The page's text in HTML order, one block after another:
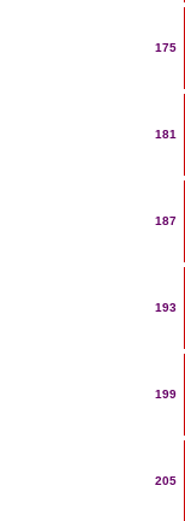
175
181
187
193
199
205